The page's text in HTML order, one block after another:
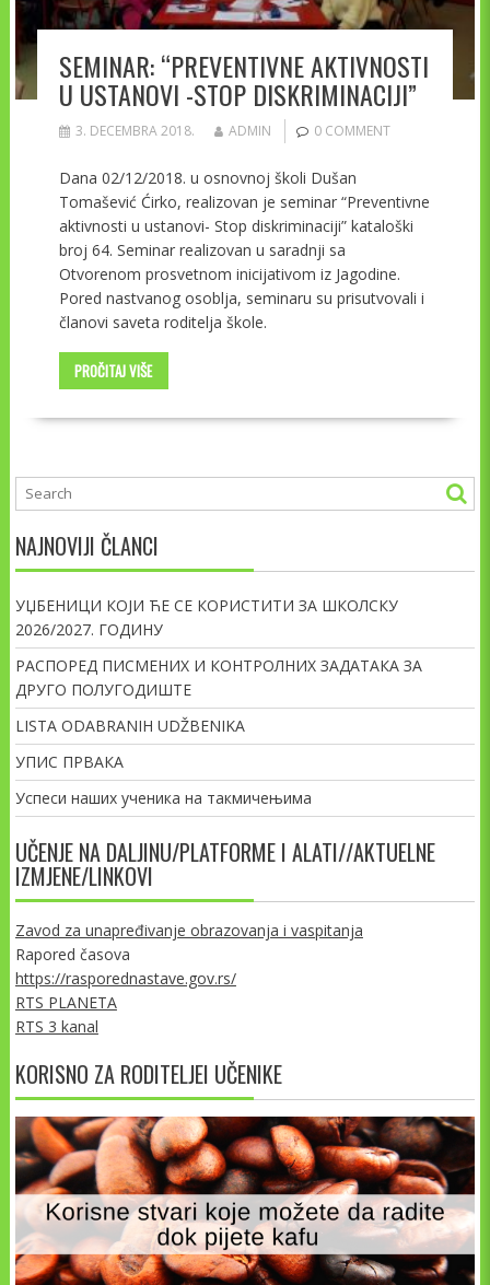
SEMINAR: “PREVENTIVNE AKTIVNOSTI
U USTANOVI -STOP DISKRIMINACIJI”
3. DECEMBRA 2018. ADMIN 0 COMMENT
Dana 02/12/2018. u osnovnoj školi Dušan
Tomašević Ćirko, realizovan je seminar “Preventivne
aktivnosti u ustanovi- Stop diskriminaciji” kataloški
broj 64. Seminar realizovan u saradnji sa
Otvorenom prosvetnom inicijativom iz Jagodine.
Pored nastvanog osoblja, seminaru su prisutvovali i
članovi saveta roditelja škole.
PROČITAJ VIŠE
NAJNOVIJI ČLANCI
УЏБЕНИЦИ КОЈИ ЋЕ СЕ КОРИСТИТИ ЗА ШКОЛСКУ
2026/2027. ГОДИНУ
РАСПОРЕД ПИСМЕНИХ И КОНТРОЛНИХ ЗАДАТАКА ЗА
ДРУГО ПОЛУГОДИШТЕ
LISTA ODABRANIH UDŽBENIKA
УПИС ПРВАКА
Успеси наших ученика на такмичењима
UČENJE NA DALJINU/PLATFORME I ALATI//AKTUELNE
IZMJENE/LINKOVI
Zavod za unapređivanje obrazovanja i vaspitanja
Rapored časova
https://rasporednastave.gov.rs/
RTS PLANETA
RTS 3 kanal
KORISNO ZA RODITELJEI UČENIKE